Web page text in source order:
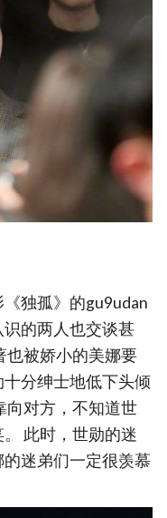
独孤》的gu9udan
的两人也交谈甚
也被娇小的美娜要
分绅士地低下头倾
向对方，不知道世
此时，世勋的迷
迷弟们一定很羡慕